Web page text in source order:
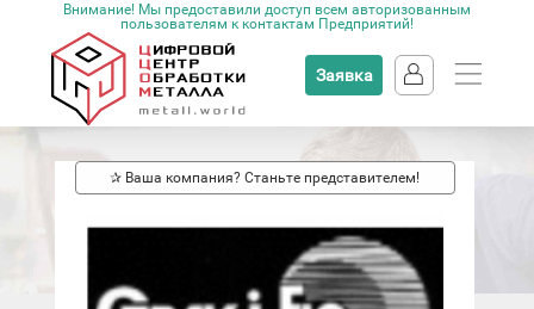
Внимание! Мы предоставили доступ всем авторизованным
пользователям к контактам Предприятий!
Заявка
✰ Ваша компания? Станьте представителем!